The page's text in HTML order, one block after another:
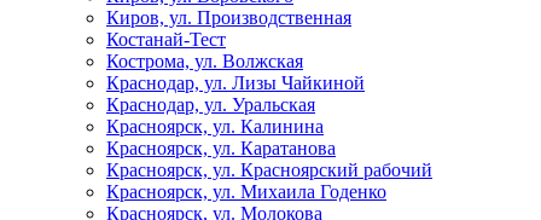
Киров, ул. Производственная
Костанай-Тест
Кострома, ул. Волжская
Краснодар, ул. Лизы Чайкиной
Краснодар, ул. Уральская
Красноярск, ул. Калинина
Красноярск, ул. Каратанова
Красноярск, ул. Красноярский рабочий
Красноярск, ул. Михаила Годенко
Красноярск, ул. Молокова